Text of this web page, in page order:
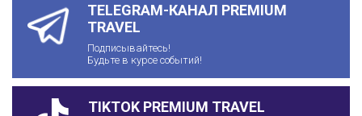
TELEGRAM-КАНАЛ PREMIUM
TRAVEL
Подписывайтесь!
Будьте в курсе событий!
TIKTOK PREMIUM TRAVEL